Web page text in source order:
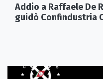
Addio a Raffaele De
guidò Confindustria